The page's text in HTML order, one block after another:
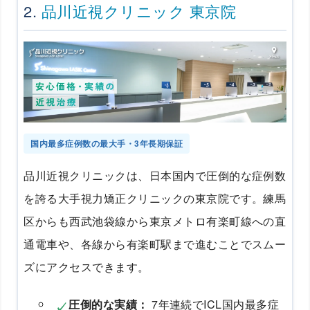
2. 品川近視クリニック 東京院
国内最多症例数の最大手・3年長期保証
品川近視クリニックは、日本国内で圧倒的な症例数
を誇る大手視力矯正クリニックの東京院です。練馬
区からも西武池袋線から東京メトロ有楽町線への直
通電車や、各線から有楽町駅まで進むことでスムー
ズにアクセスできます。
圧倒的な実績： 7年連続でICL国内最多症